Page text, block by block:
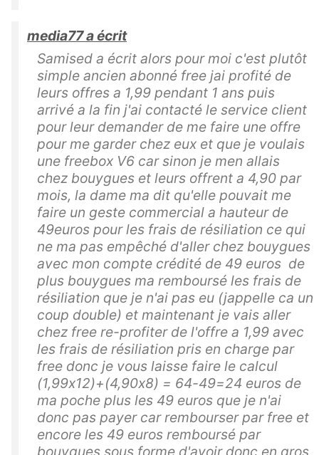
media77 a écrit
Samised a écrit alors pour moi c'est plutôt
simple ancien abonné free jai profité de
leurs offres a 1,99 pendant 1 ans puis
arrivé a la fin j'ai contacté le service client
pour leur demander de me faire une offre
pour me garder chez eux et que je voulais
une freebox V6 car sinon je men allais
chez bouygues et leurs offrent a 4,90 par
mois, la dame ma dit qu'elle pouvait me
faire un geste commercial a hauteur de
49euros pour les frais de résiliation ce qui
ne ma pas empêché d'aller chez bouygues
avec mon compte crédité de 49 euros de
plus bouygues ma remboursé les frais de
résiliation que je n'ai pas eu (jappelle ca un
coup double) et maintenant je vais aller
chez free re-profiter de l'offre a 1,99 avec
les frais de résiliation pris en charge par
free donc je vous laisse faire le calcul
(1,99x12)+(4,90x8) = 64-49=24 euros de
ma poche plus les 49 euros que je n'ai
donc pas payer car rembourser par free et
encore les 49 euros remboursé par